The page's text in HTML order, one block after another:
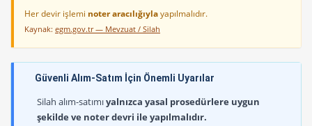
Her devir işlemi noter aracılığıylayapılmalıdır.
Kaynak: egm.gov.tr — Mevzuat / Silah
Güvenli Alım-Satım İçin Önemli Uyarılar
Silah alım-satımıyalnızca yasal prosedürlere uygun
şekilde ve noter devri ile yapılmalıdır.